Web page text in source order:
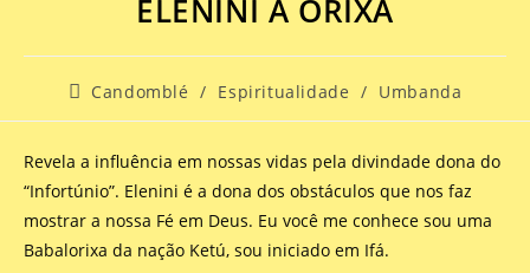
ELENINI A ORIXÁ
Candomblé / Espiritualidade / Umbanda
Revela a influência em nossas vidas pela divindade dona do
“Infortúnio”. Elenini é a dona dos obstáculos que nos faz
mostrar a nossa Fé em Deus. Eu você me conhece sou uma
Babalorixa da nação Ketú, sou iniciado em Ifá.